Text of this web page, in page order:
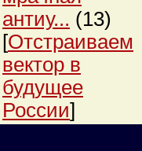
антиу... (13)
[Отстраиваем
вектор в
будущее
России]